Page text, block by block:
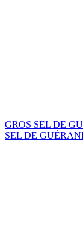
GROS SEL DE
SEL DE